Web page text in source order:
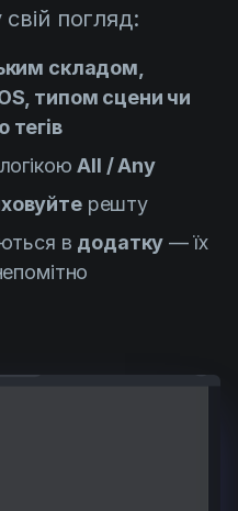
погляд:
складом,
типом сцени чи
тегів
All / Any
решту
в додатку — їх